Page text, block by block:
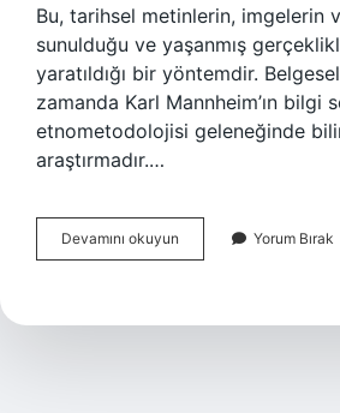
Bu, tarihsel metinlerin, imgelerin
sunulduğu ve yaşanmış
yaratıldığı bir yöntemdir.
zamanda Karl Mannheim’ın bilgi
etnometodolojisi geleneğinde
araştırmadır.…
Devamını okuyun Belgeselin
Amacı
Yorum Bırak